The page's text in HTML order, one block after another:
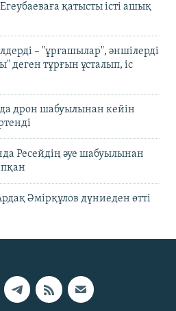
қатысты істі ашық
– "ұрғашылар", әншілерді
тұрғын ұсталып, іс
дрон шабуылынан кейін
Ресейдің әуе шабуылынан
Әмірқұлов дүниеден өтті